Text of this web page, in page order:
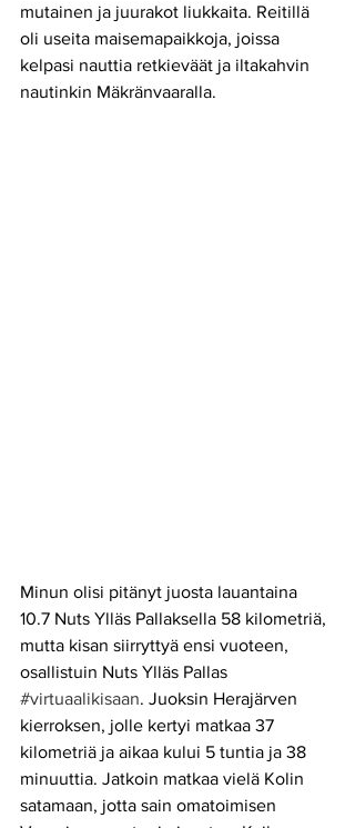
mutainen ja juurakot liukkaita. Reitillä
oli useita maisemapaikkoja, joissa
kelpasi nauttia retkieväät ja iltakahvin
nautinkin Mäkränvaaralla.
Minun olisi pitänyt juosta lauantaina
10.7 Nuts Ylläs Pallaksella 58 kilometriä,
mutta kisan siirryttyä ensi vuoteen,
osallistuin Nuts Ylläs Pallas
#virtuaalikisaan. Juoksin Herajärven
kierroksen, jolle kertyi matkaa 37
kilometriä ja aikaa kului 5 tuntia ja 38
minuuttia. Jatkoin matkaa vielä Kolin
satamaan, jotta sain omatoimisen